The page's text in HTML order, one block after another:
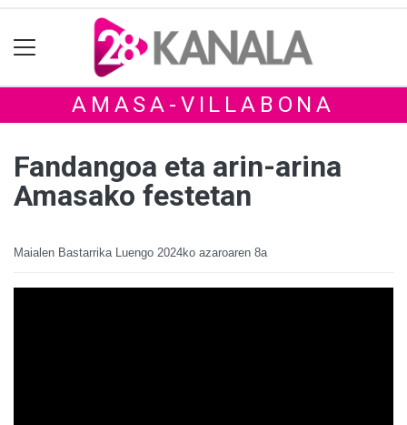
AMASA-VILLABONA
Fandangoa eta arin-arina
Amasako festetan
Maialen Bastarrika Luengo 2024ko azaroaren 8a